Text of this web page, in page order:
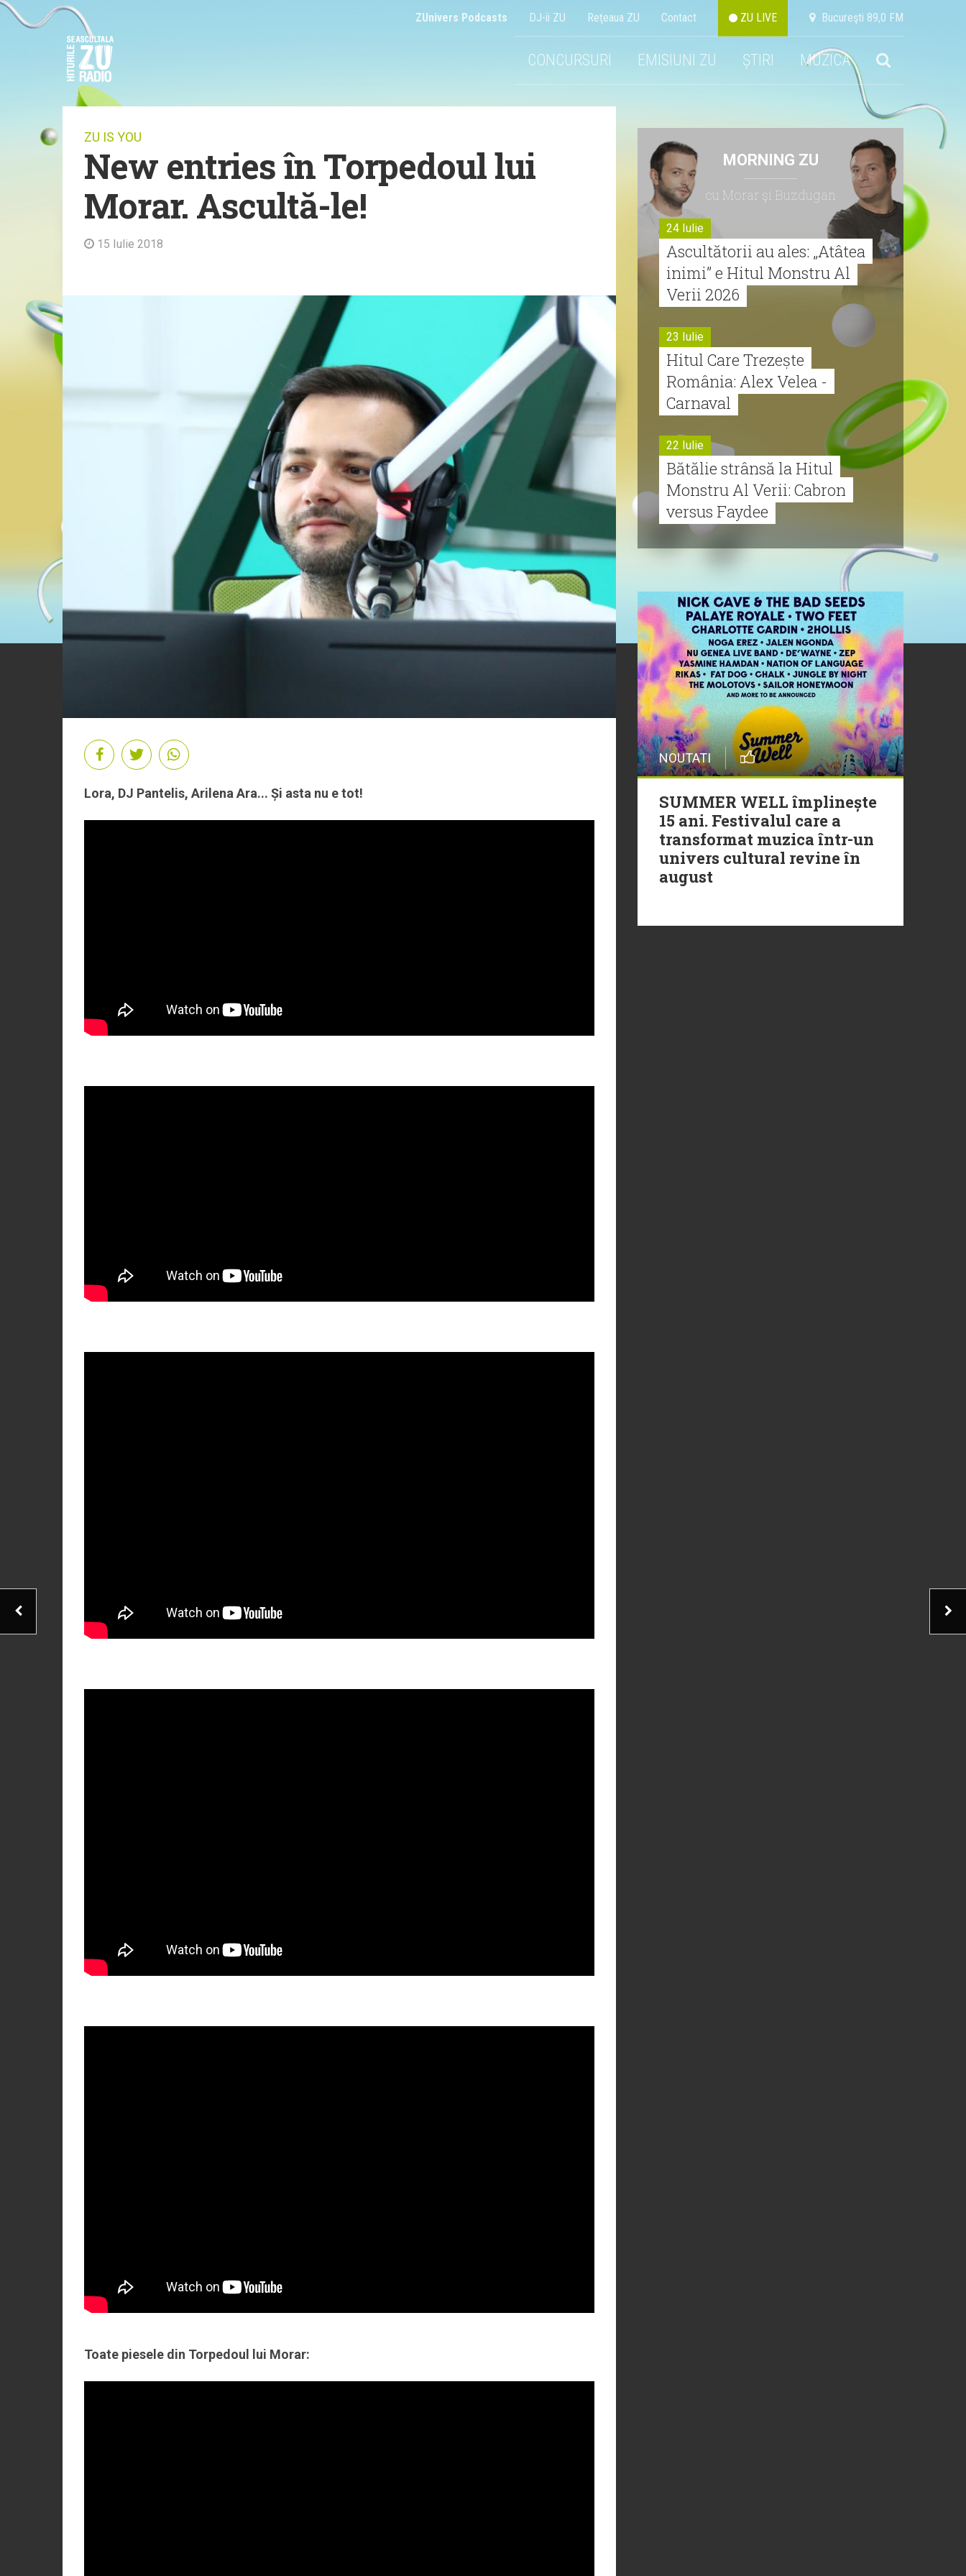
ZUnivers Podcasts DJ-ii ZU Reţeaua ZU Contact ZU LIVE Bucureşti 89,0 FM
CONCURSURI EMISIUNI ZU ȘTIRI MUZICA
ZU IS YOU
New entries în Torpedoul lui
Morar. Ascultă-le!
15 Iulie 2018
Lora, DJ Pantelis, Arilena Ara... Și asta nu e tot!
Toate piesele din Torpedoul lui Morar:
MORNING ZU
cu Morar şi Buzdugan
24 Iulie
Ascultătorii au ales: „Atâtea
inimi” e Hitul Monstru Al
Verii 2026
23 Iulie
Hitul Care Trezește
România: Alex Velea -
Carnaval
22 Iulie
Bătălie strânsă la Hitul
Monstru Al Verii: Cabron
versus Faydee
21 Iulie
Cabron vine cu Hitul
Monstru al Verii
20 Iulie
Episod nou | Muzica Aia x
DJ Christian Thomson
20 Iulie
Torpedoul lui Morar: Theo
Rose - „Ceai lângă tine”
NOUTATI
SUMMER WELL împlinește
15 ani. Festivalul care a
transformat muzica într-un
univers cultural revine în
august